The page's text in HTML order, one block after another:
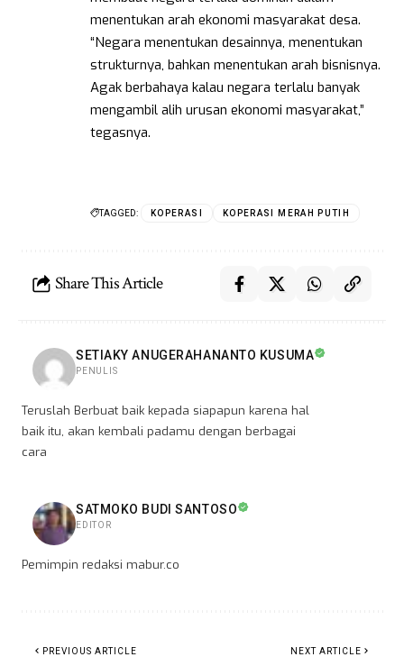
menentukan arah ekonomi masyarakat desa.
“Negara menentukan desainnya, menentukan
strukturnya, bahkan menentukan arah bisnisnya.
Agak berbahaya kalau negara terlalu banyak
mengambil alih urusan ekonomi masyarakat,”
tegasnya.
TAGGED: KOPERASI KOPERASI MERAH PUTIH
Share This Article
SETIAKY ANUGERAHANANTO KUSUMA
PENULIS
Teruslah Berbuat baik kepada siapapun karena hal
baik itu, akan kembali padamu dengan berbagai
cara
SATMOKO BUDI SANTOSO
EDITOR
Pemimpin redaksi mabur.co
PREVIOUS ARTICLE NEXT ARTICLE